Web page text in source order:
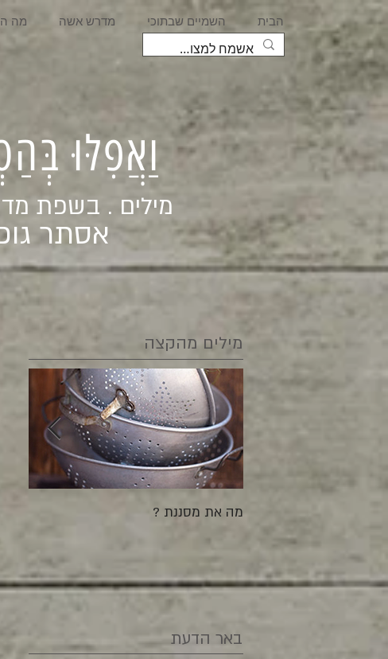
מה מדרש אשה השמיים שבתוכי הבית
מילים . בשפת
אסתר
וַאֲפִלּוּ
מילים מהקצה
מה את מסננת ?
באר הדעת